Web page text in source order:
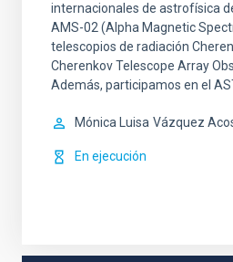
internacionales de astrofísica
AMS-02 (Alpha Magnetic
telescopios de radiación
Cherenkov Telescope Array
Además, participamos en el
Mónica Luisa Vázquez
En ejecución